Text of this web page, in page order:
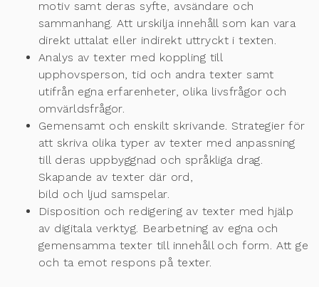
motiv samt deras syfte, avsändare och
sammanhang. Att urskilja innehåll som kan vara
direkt uttalat eller indirekt uttryckt i texten.
Analys av texter med koppling till
upphovsperson, tid och andra texter samt
utifrån egna erfarenheter, olika livsfrågor och
omvärldsfrågor.
Gemensamt och enskilt skrivande. Strategier för
att skriva olika typer av texter med anpassning
till deras uppbyggnad och språkliga drag.
Skapande av texter där ord,
bild och ljud samspelar.
Disposition och redigering av texter med hjälp
av digitala verktyg. Bearbetning av egna och
gemensamma texter till innehåll och form. Att ge
och ta emot respons på texter.